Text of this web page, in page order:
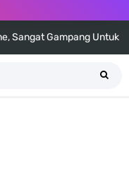
Sangat Gampang Untuk